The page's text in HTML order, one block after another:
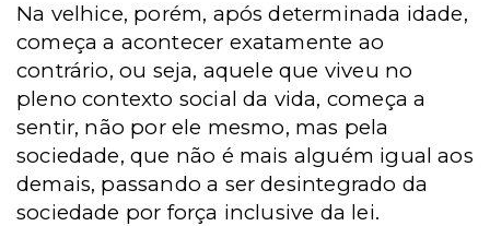
Na velhice, porém, após determinada idade,
começa a acontecer exatamente ao
contrário, ou seja, aquele que viveu no
pleno contexto social da vida, começa a
sentir, não por ele mesmo, mas pela
sociedade, que não é mais alguém igual aos
demais, passando a ser desintegrado da
sociedade por força inclusive da lei.